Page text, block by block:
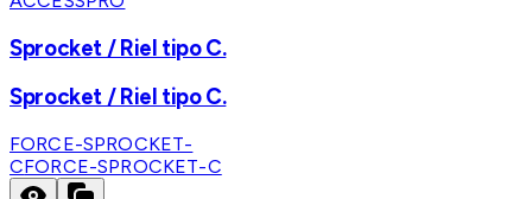
Sprocket / Riel tipo C.
Sprocket / Riel tipo C.
FORCE-SPROCKET-
CFORCE-SPROCKET-C